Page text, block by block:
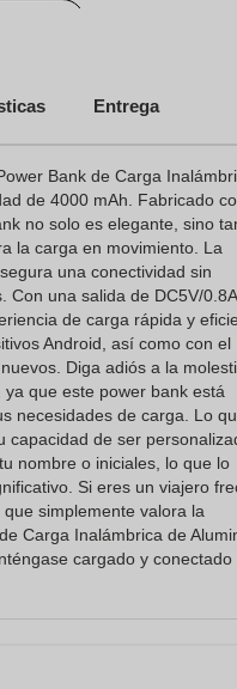
en el Sector
para el Sector
Entrega
Bank de Carga
de 4000 mAh. Fabricado
no solo es elegante, sino
la carga en movimiento. La
una conectividad sin
Con una salida de DC5V/
de carga rápida y
Android, así como con el
Diga adiós a la
que este power bank está
necesidades de carga. Lo
de ser
nombre o iniciales, lo que lo
Si eres un viajero
simplemente valora la
Carga Inalámbrica de
cargado y conectado